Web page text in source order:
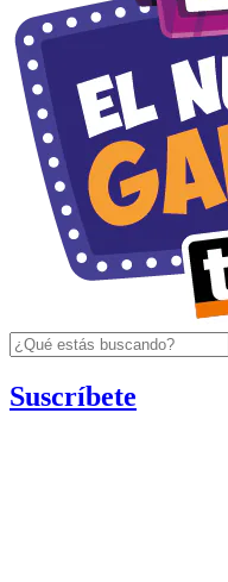
Suscríbete